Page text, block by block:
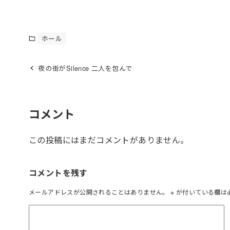
ホール
夜の街がSilence 二人を包んで
コメント
この投稿にはまだコメントがありません。
コメントを残す
メールアドレスが公開されることはありません。 ※ が付いている欄は